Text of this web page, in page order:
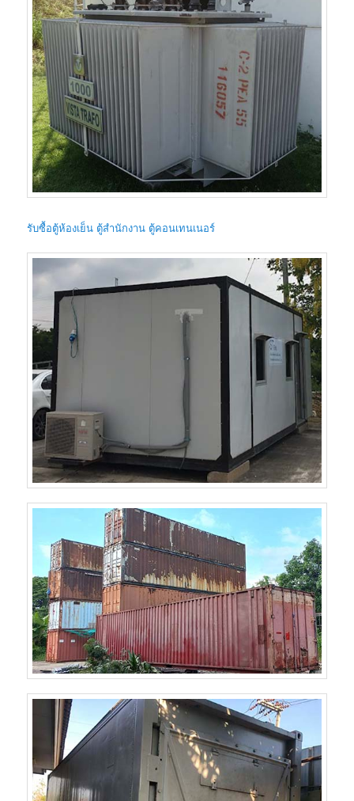
รับซื้อตู้ห้องเย็น ตู้สำนักงาน ตู้คอนเทนเนอร์